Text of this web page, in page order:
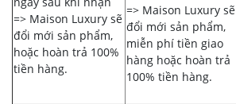
=> Maison Luxury sẽ
đổi mới sản phẩm,
hoặc hoàn trả 100%
tiền hàng.
=> Maison Luxury sẽ
đổi mới sản phẩm,
miễn phí tiền giao
hàng hoặc hoàn trả
100% tiền hàng.